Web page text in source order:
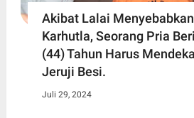
Akibat Lalai
Karhutla, Seorang Pria
(44) Tahun Harus
Jeruji Besi.
Juli 29, 2024